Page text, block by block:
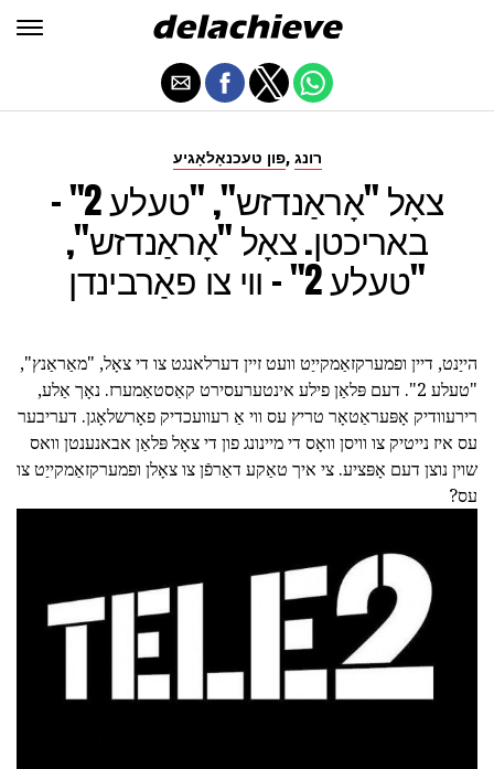
פון טעכנאָלאָגיע, רונג
צאָל "אָראַנדזש", "טעלע 2" -
באריכטן. צאָל "אָראַנדזש",
"טעלע 2" - ווי צו פאַרבינדן
הייַנט, דיין ופמערקזאַמקייַט וועט זיין דערלאנגט צו די צאָל, "מאַראַנץ",
"טעלע 2". דעם פּלאַן פילע אינטערעסירט קאַסטאַמערז. נאָך אַלע,
רירעוודיק אָפּעראַטאָר טריץ עס ווי אַ רעוועכדיק פאָרשלאָגן. דעריבער
עס איז נייטיק צו וויסן וואָס די מיינונג פון די צאָל פּלאַן אבאנענטן וואס
שוין נוצן דעם אָפּציע. צי איך טאַקע דאַרפֿן צו צאָלן ופמערקזאַמקייַט צו
עס?